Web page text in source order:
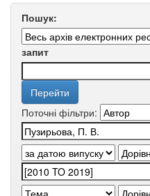
Пошук:
запит
Поточні фільтри: